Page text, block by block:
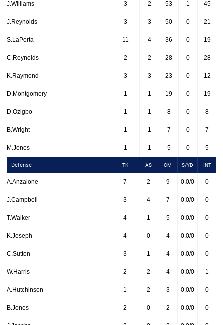
J.Williams 3 2 53 1 45
J.Reynolds 3 3 50 0 21
S.LaPorta 11 4 36 0 19
C.Reynolds 2 2 28 0 28
K.Raymond 3 3 23 0 12
D.Montgomery 1 1 19 0 19
D.Ozigbo 1 1 8 0 8
B.Wright 1 1 7 0 7
M.Jones 1 1 5 0 5
Defense TK AS CM S/YD INT
A.Anzalone 7 2 9 0.0/0 0
J.Campbell 3 4 7 0.0/0 0
T.Walker 4 1 5 0.0/0 0
K.Joseph 4 0 4 0.0/0 0
C.Sutton 3 1 4 0.0/0 0
W.Harris 2 2 4 0.0/0 1
A.Hutchinson 1 2 3 0.0/0 0
B.Jones 2 0 2 0.0/0 0